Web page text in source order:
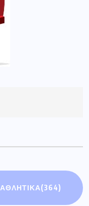
ΑΘΛΗΤΙΚΑ(364)